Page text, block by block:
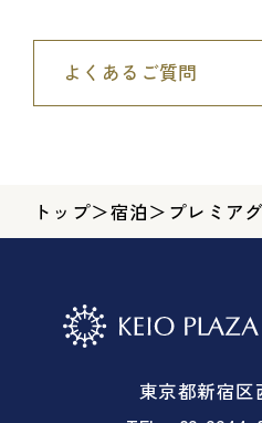
よくあるご質問
トップ＞宿泊＞ プレミア
東京都新宿区